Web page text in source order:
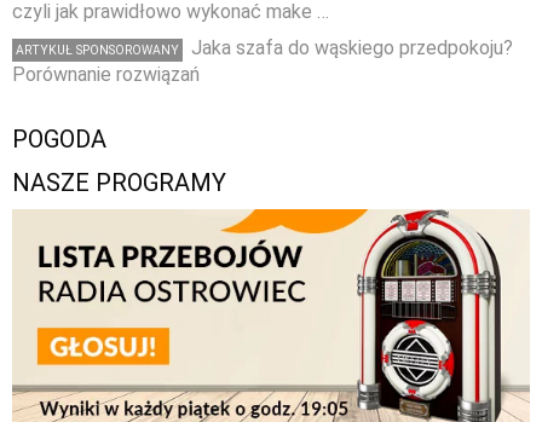
czyli jak prawidłowo wykonać make …
ARTYKUŁ SPONSOROWANY
Jaka szafa do wąskiego przedpokoju?
Porównanie rozwiązań
POGODA
NASZE PROGRAMY